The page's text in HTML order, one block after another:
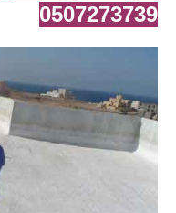
0507273739